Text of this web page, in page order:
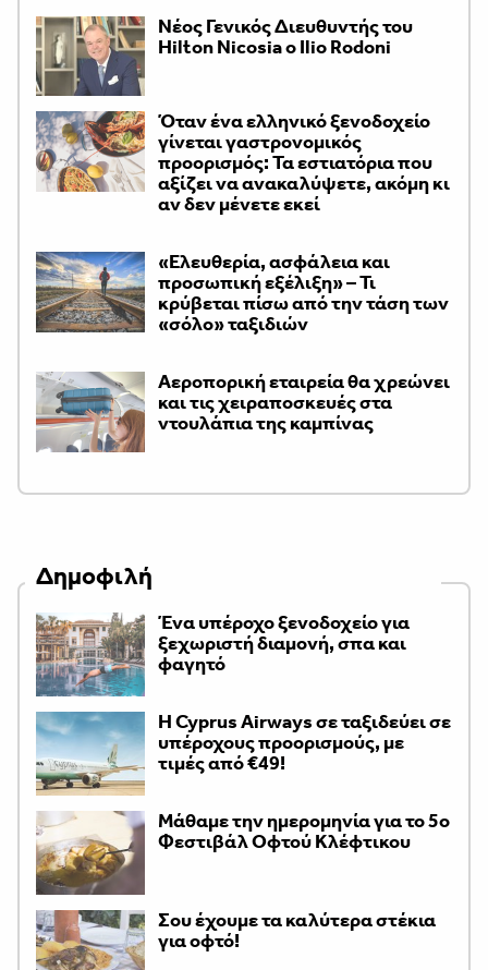
Νέος Γενικός Διευθυντής του
Hilton Nicosia ο Ilio Rodoni
Όταν ένα ελληνικό ξενοδοχείο
γίνεται γαστρονομικός
προορισμός: Τα εστιατόρια που
αξίζει να ανακαλύψετε, ακόμη κι
αν δεν μένετε εκεί
«Ελευθερία, ασφάλεια και
προσωπική εξέλιξη» – Τι
κρύβεται πίσω από την τάση των
«σόλο» ταξιδιών
Αεροπορική εταιρεία θα χρεώνει
και τις χειραποσκευές στα
ντουλάπια της καμπίνας
Δημοφιλή
Ένα υπέροχο ξενοδοχείο για
ξεχωριστή διαμονή, σπα και
φαγητό
H Cyprus Airways σε ταξιδεύει σε
υπέροχους προορισμούς, με
τιμές από €49!
Μάθαμε την ημερομηνία για το 5ο
Φεστιβάλ Οφτού Κλέφτικου
Σου έχουμε τα καλύτερα στέκια
για οφτό!